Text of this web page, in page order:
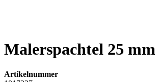
Malerspachtel 25 mm
Artikelnummer